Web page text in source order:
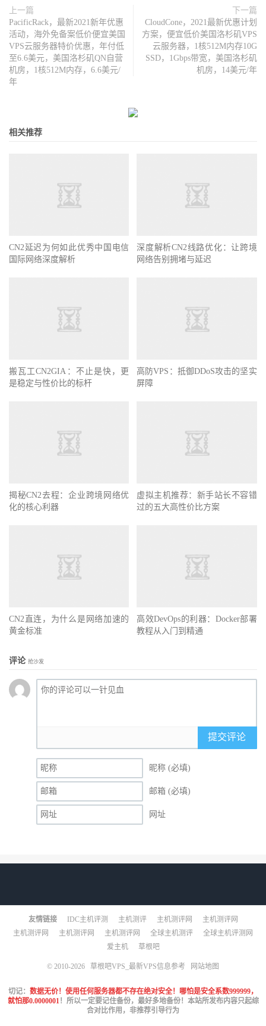
上一篇
PacificRack，最新2021新年优惠
活动，海外免备案低价便宜美国
VPS云服务器特价优惠，年付低
至6.6美元，美国洛杉矶QN自营
机房，1核512M内存，6.6美元/
年
下一篇
CloudCone，2021最新优惠计划
方案，便宜低价美国洛杉矶VPS
云服务器，1核512M内存10G
SSD，1Gbps带宽，美国洛杉矶
机房，14美元/年
相关推荐
CN2延迟为何如此优秀中国电信
国际网络深度解析
深度解析CN2线路优化：让跨境
网络告别拥堵与延迟
搬瓦工CN2GIA：不止是快，更
是稳定与性价比的标杆
高防VPS：抵御DDoS攻击的坚实
屏障
揭秘CN2去程：企业跨境网络优
化的核心利器
虚拟主机推荐：新手站长不容错
过的五大高性价比方案
CN2直连，为什么是网络加速的
黄金标准
高效DevOps的利器：Docker部署
教程从入门到精通
评论 抢沙发
提交评论
昵称 (必填)
邮箱 (必填)
网址
友情链接 IDC主机评测 主机测评 主机测评网
主机测评网
主机测评网
主机测评网 主机测评网 全球主机测评
全球主机评测网
爱主机
草根吧
© 2010-2026 草根吧VPS_最新VPS信息参考 网站地图
切记： 数据无价！使用任何服务器都不存在绝对安全！哪怕是安全系数999999，
就怕那0.0000001！所以一定要记住备份，最好多地备份！本站所发布内容只起综
合对比作用，非推荐引导行为